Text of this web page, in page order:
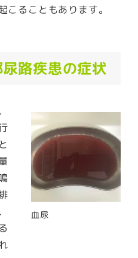
こることもあります。
路疾患の症状
血尿